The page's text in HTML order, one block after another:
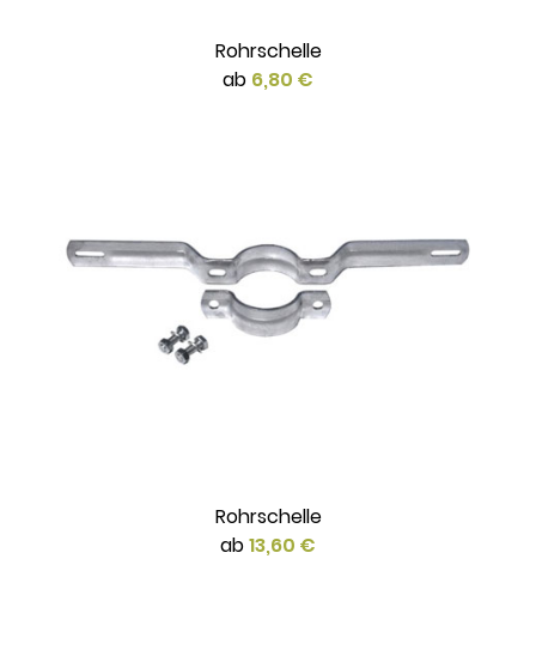
Rohrschelle
ab 6,80 €
Rohrschelle
ab13,60 €